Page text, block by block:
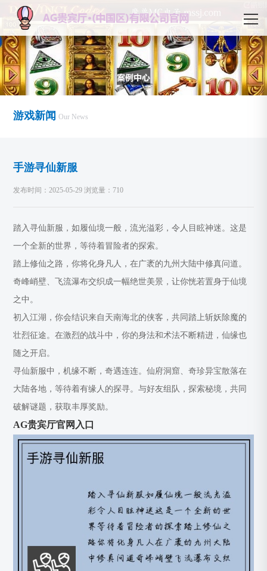
游戏新闻 Our News
手游寻仙新服
发布时间：2025-05-29 浏览量：710
踏入寻仙新服，如履仙境一般，流光溢彩，令人目眩神迷。这是
一个全新的世界，等待着冒险者的探索。
踏上修仙之路，你将化身凡人，在广袤的九州大陆中修真问道。
奇峰峭壁、飞流瀑布交织成一幅绝世美景，让你恍若置身于仙境
之中。
初入江湖，你会结识来自天南海北的侠客，共同踏上斩妖除魔的
壮烈征途。在激烈的战斗中，你的身法和术法不断精进，仙缘也
随之开启。
寻仙新服中，机缘不断，奇遇连连。仙府洞窟、奇珍异宝散落在
大陆各地，等待着有缘人的探寻。与好友组队，探索秘境，共同
破解谜题，获取丰厚奖励。
AG贵宾厅官网入口